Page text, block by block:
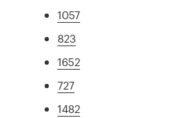
1057
823
1652
727
1482